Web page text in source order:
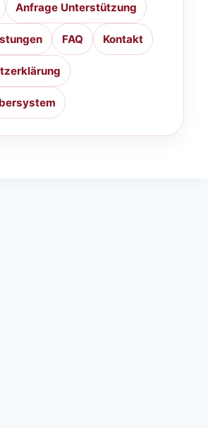
Anfrage Unterstützung
FAQ Kontakt